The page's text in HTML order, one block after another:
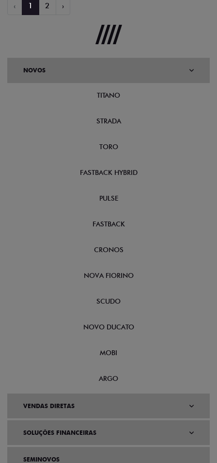
‹ 1 2 ›
NOVOS
TITANO
STRADA
TORO
FASTBACK HYBRID
PULSE
FASTBACK
CRONOS
NOVA FIORINO
SCUDO
NOVO DUCATO
MOBI
ARGO
VENDAS DIRETAS
SOLUÇÕES FINANCEIRAS
SEMINOVOS